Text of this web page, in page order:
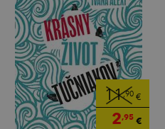
11,90 €
2,95 €